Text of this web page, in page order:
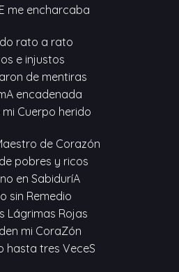
me encharcaba
rato a rato
e injustos
de mentiras
encadenada
Cuerpo herido
de Corazón
pobres y ricos
en SabiduríA
sin Remedio
Lágrimas Rojas
mi CoraZón
hasta tres VeceS